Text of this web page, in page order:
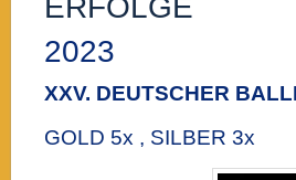
ERFOLGE
2023
XXV. DEUTSCHER
GOLD 5x , SILBER 3x